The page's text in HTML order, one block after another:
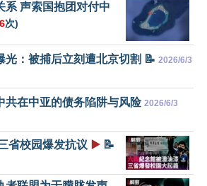
系 声索国抱团对付中
次)
光：被捕后立刻遭北京切割 📝 2026/6/3
共在中亚的债务陷阱与风险 2026/6/3
省校园爆发抗议 ▶️ 📝